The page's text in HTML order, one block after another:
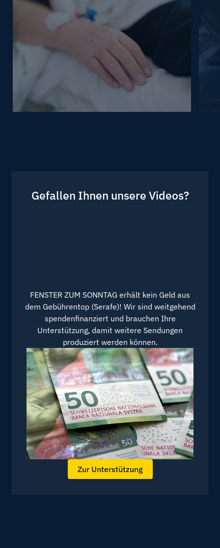
Gefallen Ihnen unsere Videos?
FENSTER ZUM SONNTAG erhält kein Geld aus
dem Gebührentop (Serafe)! Wir sind weitgehend
spendenfinanziert und brauchen Ihre
Unterstützung, damit weitere Sendungen
produziert werden können.
Zur Unterstützung